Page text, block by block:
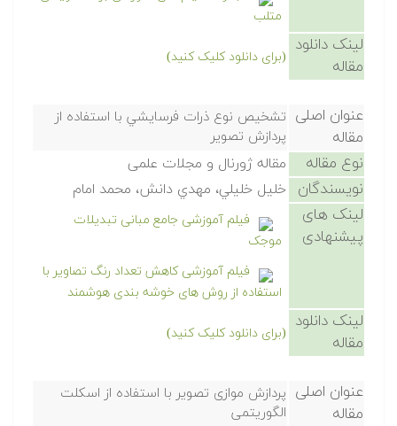
متلب
لینک دانلود
مقاله
(برای دانلود کلیک کنید)
عنوان اصلی
مقاله
تشخيص نوع ذرات فرسايشي با استفاده از
پردازش تصوير
نوع مقاله مقاله ژورنال و مجلات علمی
نویسندگان خليل خليلي، مهدي دانش، محمد امام
لینک های
پیشنهادی
فیلم آموزشی جامع مبانی تبدیلات
موجک
فیلم آموزشی کاهش تعداد رنگ تصاویر با
استفاده از روش های خوشه بندی هوشمند
لینک دانلود
مقاله
(برای دانلود کلیک کنید)
عنوان اصلی
مقاله
پردازش موازی تصویر با استفاده از اسکلت
الگوریتمی